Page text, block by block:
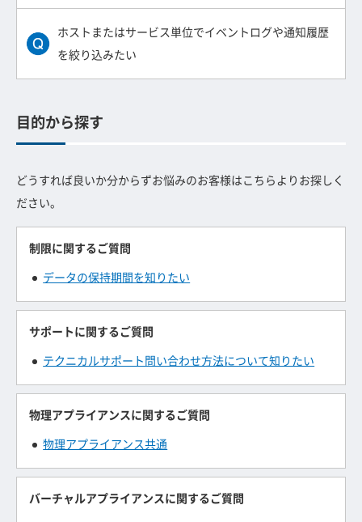
ホストまたはサービス単位でイベントログや通知履歴
を絞り込みたい
目的から探す
どうすれば良いか分からずお悩みのお客様はこちらよりお探しく
ださい。
制限に関するご質問
データの保持期間を知りたい
サポートに関するご質問
テクニカルサポート問い合わせ方法について知りたい
物理アプライアンスに関するご質問
物理アプライアンス共通
バーチャルアプライアンスに関するご質問